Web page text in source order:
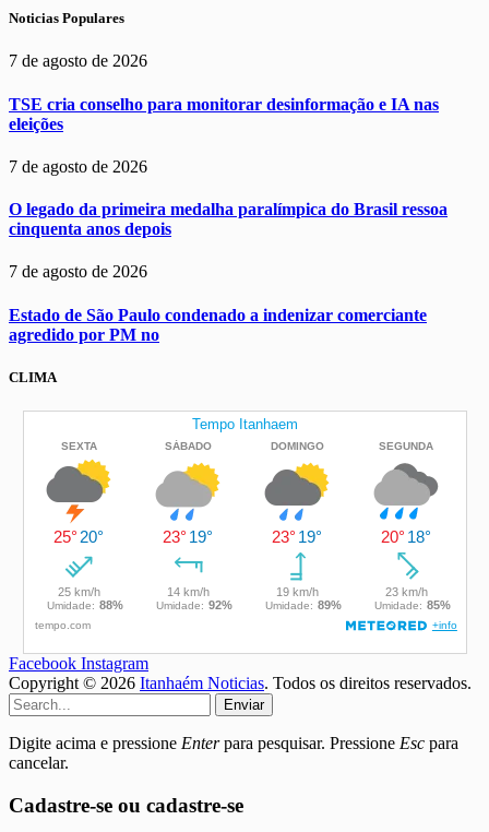
Noticias Populares
7 de agosto de 2026
TSE cria conselho para monitorar desinformação e IA nas
eleições
7 de agosto de 2026
O legado da primeira medalha paralímpica do Brasil ressoa
cinquenta anos depois
7 de agosto de 2026
Estado de São Paulo condenado a indenizar comerciante
agredido por PM no
CLIMA
Facebook Instagram
Copyright © 2026 Itanhaém Noticias. Todos os direitos reservados.
Enviar
Digite acima e pressione Enterpara pesquisar. Pressione Esc para
cancelar.
Cadastre-se ou cadastre-se